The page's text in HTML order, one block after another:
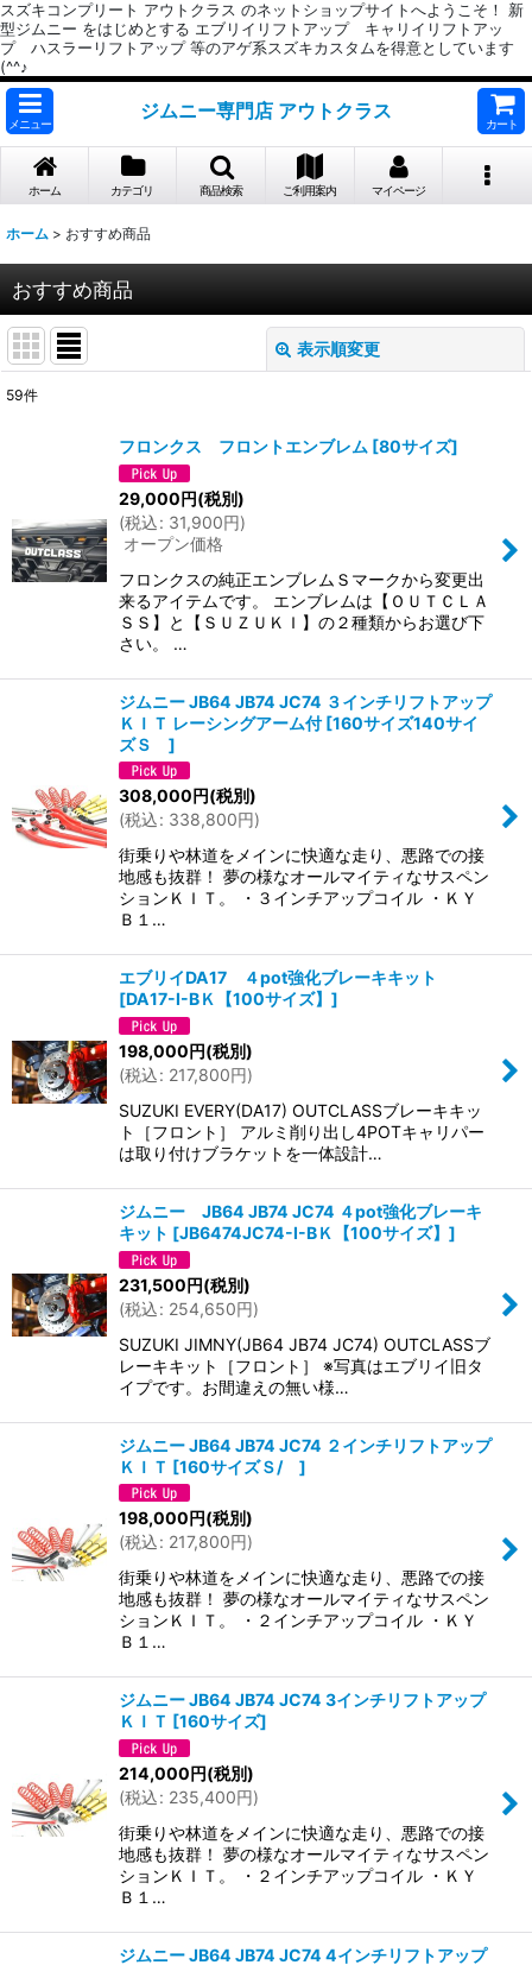
スズキコンプリート アウトクラス のネットショップサイトへようこそ！ 新
型ジムニー をはじめとする エブリイリフトアップ キャリイリフトアッ
プ ハスラーリフトアップ 等のアゲ系スズキカスタムを得意としています
(^^♪
メニュー
ジムニー専門店 アウトクラス
カート
ホーム カテゴリ 商品検索 ご利用案内 マイページ
ホーム > おすすめ商品
おすすめ商品
表示順変更
59件
フロンクス フロントエンブレム [80サイズ]
29,000円(税別)
(税込: 31,900円)
オープン価格
フロンクスの純正エンブレムＳマークから変更出
来るアイテムです。 エンブレムは【ＯＵＴＣＬＡ
ＳＳ】と【ＳＵＺＵＫＩ】の２種類からお選び下
さい。 …
ジムニー JB64 JB74 JC74 ３インチリフトアップ
ＫＩＴ レーシングアーム付 [160サイズ140サイ
ズＳ ]
308,000円(税別)
(税込: 338,800円)
街乗りや林道をメインに快適な走り、悪路での接
地感も抜群！ 夢の様なオールマイティなサスペン
ションＫＩＴ。 ・３インチアップコイル ・ＫＹ
Ｂ１…
エブリイDA17 ４pot強化ブレーキキット
[DA17-I-BＫ【100サイズ】 ]
198,000円(税別)
(税込: 217,800円)
SUZUKI EVERY(DA17) OUTCLASSブレーキキッ
ト［フロント］ アルミ削り出し4POTキャリパー
は取り付けブラケットを一体設計…
ジムニー JB64 JB74 JC74 ４pot強化ブレーキ
キット [JB6474JC74-I-BＫ【100サイズ】 ]
231,500円(税別)
(税込: 254,650円)
SUZUKI JIMNY(JB64 JB74 JC74) OUTCLASSブ
レーキキット［フロント］ ※写真はエブリイ旧タ
イプです。お間違えの無い様…
ジムニー JB64 JB74 JC74 ２インチリフトアップ
ＫＩＴ [160サイズＳ/ ]
198,000円(税別)
(税込: 217,800円)
街乗りや林道をメインに快適な走り、悪路での接
地感も抜群！ 夢の様なオールマイティなサスペン
ションＫＩＴ。 ・２インチアップコイル ・ＫＹ
Ｂ１…
ジムニー JB64 JB74 JC74 3インチリフトアップ
ＫＩＴ [160サイズ]
214,000円(税別)
(税込: 235,400円)
街乗りや林道をメインに快適な走り、悪路での接
地感も抜群！ 夢の様なオールマイティなサスペン
ションＫＩＴ。 ・２インチアップコイル ・ＫＹ
Ｂ１…
ジムニー JB64 JB74 JC74 4インチリフトアップ